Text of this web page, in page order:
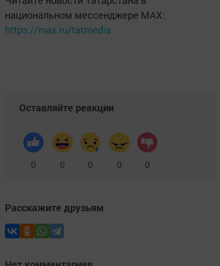
национальном мессенджере MАХ:
https://max.ru/tatmedia
Оставляйте реакции
0 0 0 0 0
Расскажите друзьям